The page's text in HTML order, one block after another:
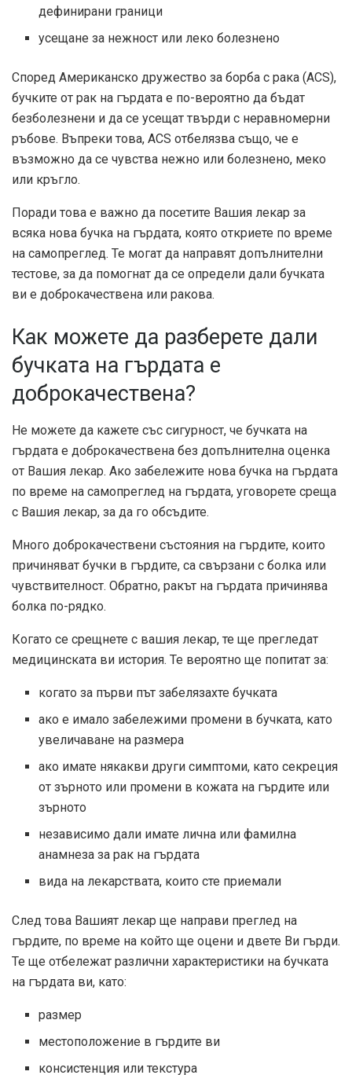
дефинирани граници
усещане за нежност или леко болезнено
Според Американско дружество за борба с рака (ACS),
бучките от рак на гърдата е по-вероятно да бъдат
безболезнени и да се усещат твърди с неравномерни
ръбове. Въпреки това, ACS отбелязва също, че е
възможно да се чувства нежно или болезнено, меко
или кръгло.
Поради това е важно да посетите Вашия лекар за
всяка нова бучка на гърдата, която откриете по време
на самопреглед. Те могат да направят допълнителни
тестове, за да помогнат да се определи дали бучката
ви е доброкачествена или ракова.
Как можете да разберете дали
бучката на гърдата е
доброкачествена?
Не можете да кажете със сигурност, че бучката на
гърдата е доброкачествена без допълнителна оценка
от Вашия лекар. Ако забележите нова бучка на гърдата
по време на самопреглед на гърдата, уговорете среща
с Вашия лекар, за да го обсъдите.
Много доброкачествени състояния на гърдите, които
причиняват бучки в гърдите, са свързани с болка или
чувствителност. Обратно, ракът на гърдата причинява
болка по-рядко.
Когато се срещнете с вашия лекар, те ще прегледат
медицинската ви история. Те вероятно ще попитат за:
когато за първи път забелязахте бучката
ако е имало забележими промени в бучката, като
увеличаване на размера
ако имате някакви други симптоми, като секреция
от зърното или промени в кожата на гърдите или
зърното
независимо дали имате лична или фамилна
анамнеза за рак на гърдата
вида на лекарствата, които сте приемали
След това Вашият лекар ще направи преглед на
гърдите, по време на който ще оцени и двете Ви гърди.
Те ще отбележат различни характеристики на бучката
на гърдата ви, като:
размер
местоположение в гърдите ви
консистенция или текстура